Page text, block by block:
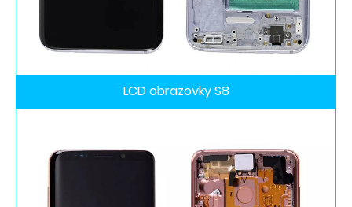
LCD obrazovky S8